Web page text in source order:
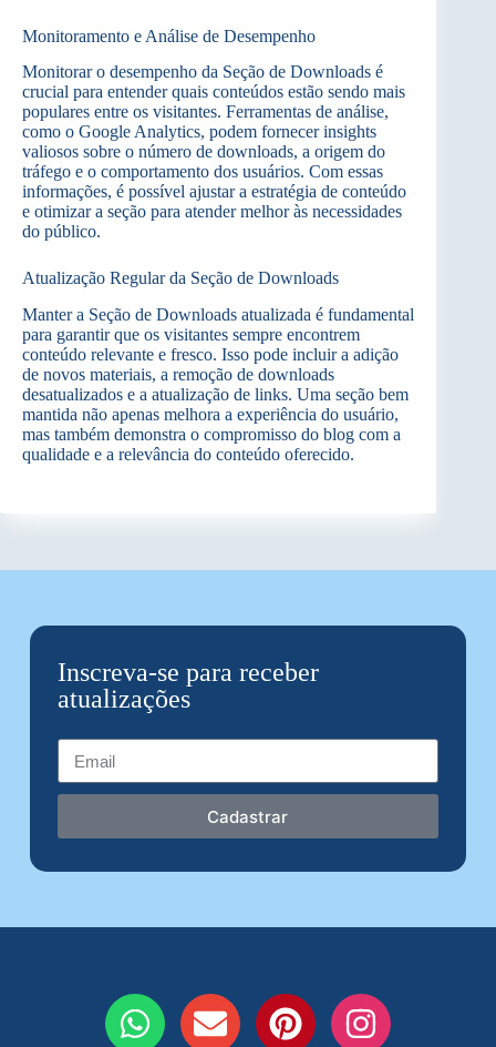
Monitoramento e Análise de Desempenho
Monitorar o desempenho da Seção de Downloads é
crucial para entender quais conteúdos estão sendo mais
populares entre os visitantes. Ferramentas de análise,
como o Google Analytics, podem fornecer insights
valiosos sobre o número de downloads, a origem do
tráfego e o comportamento dos usuários. Com essas
informações, é possível ajustar a estratégia de conteúdo
e otimizar a seção para atender melhor às necessidades
do público.
Atualização Regular da Seção de Downloads
Manter a Seção de Downloads atualizada é fundamental
para garantir que os visitantes sempre encontrem
conteúdo relevante e fresco. Isso pode incluir a adição
de novos materiais, a remoção de downloads
desatualizados e a atualização de links. Uma seção bem
mantida não apenas melhora a experiência do usuário,
mas também demonstra o compromisso do blog com a
qualidade e a relevância do conteúdo oferecido.
Inscreva-se para receber
atualizações
Cadastrar